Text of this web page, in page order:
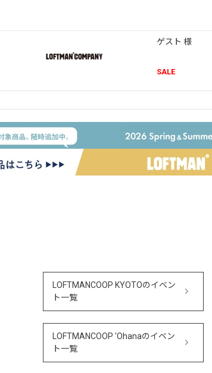
SALE
ゲスト 様
LOFTMANCOOP KYOTOのイベン
ト一覧
LOFTMANCOOP 'Ohanaのイベン
ト一覧